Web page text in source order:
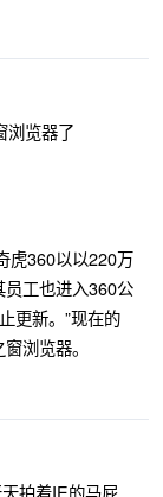
浏览器了
虎360以以220万
工也进入360公
更新。”现在的
浏览器。
拍着IE的马屁